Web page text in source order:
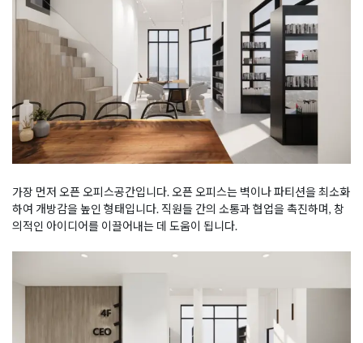
가장 먼저 오픈 오피스공간입니다. 오픈 오피스는 벽이나 파티션을 최소화
하여 개방감을 높인 형태입니다. 직원들 간의 소통과 협업을 촉진하며, 창
의적인 아이디어를 이끌어내는 데 도움이 됩니다.